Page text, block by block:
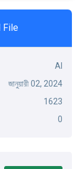
File
AI
জানুয়ারী 02, 2024
1623
0